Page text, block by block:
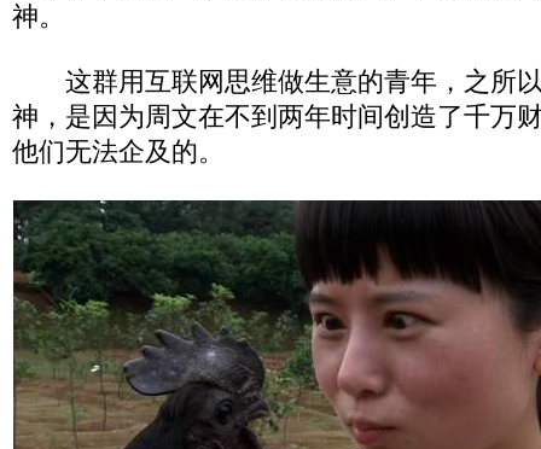
神。
这群用互联网思维做生意的青年，之所
神，是因为周文在不到两年时间创造了千万
他们无法企及的。